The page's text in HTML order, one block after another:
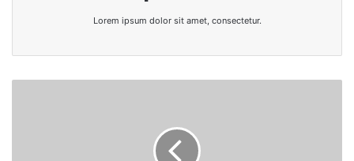
Lorem ipsum dolor sit amet, consectetur.